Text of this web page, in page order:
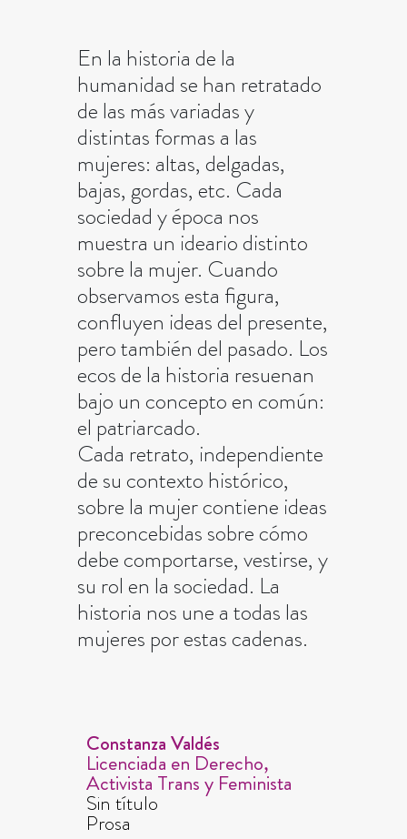
En la historia de la
humanidad se han retratado
de las más variadas y
distintas formas a las
mujeres: altas, delgadas,
bajas, gordas, etc. Cada
sociedad y época nos
muestra un ideario distinto
sobre la mujer. Cuando
observamos esta figura,
confluyen ideas del presente,
pero también del pasado. Los
ecos de la historia resuenan
bajo un concepto en común:
el patriarcado.
Cada retrato, independiente
de su contexto histórico,
sobre la mujer contiene ideas
preconcebidas sobre cómo
debe comportarse, vestirse, y
su rol en la sociedad. La
historia nos une a todas las
mujeres por estas cadenas.
Constanza Valdés
Licenciada en Derecho,
Activista Trans y Feminista
Sin título
Prosa